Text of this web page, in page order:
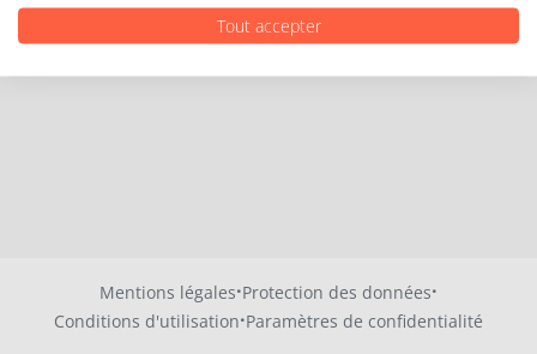
Mentions légales·Protection des données·
Conditions d'utilisation·Paramètres de confidentialité
Tout accepter